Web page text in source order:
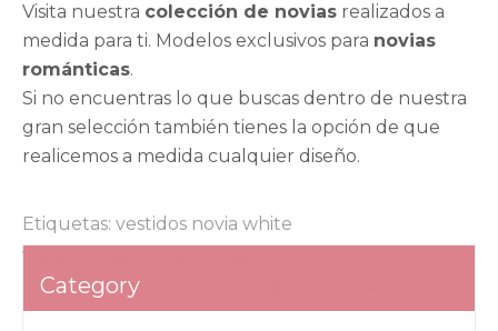
Visita nuestra colección de novias realizados a
medida para ti. Modelos exclusivos para novias
románticas.
Si no encuentras lo que buscas dentro de nuestra
gran selección también tienes la opción de que
realicemos a medida cualquier diseño.
Etiquetas: vestidos novia white
Navegación
de
Vega novias en los medios
Category